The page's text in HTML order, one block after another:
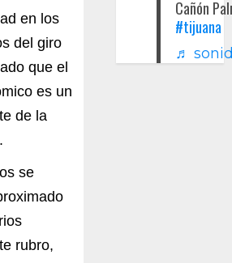
en los
del giro
que el
es un
de la
se
rubro,
Cañón
#tijuana
♬